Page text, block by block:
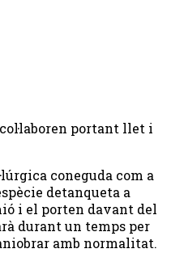
portant llet i
coneguda com a
detanqueta a
i el porten davant del
durant un temps per
amb normalitat.